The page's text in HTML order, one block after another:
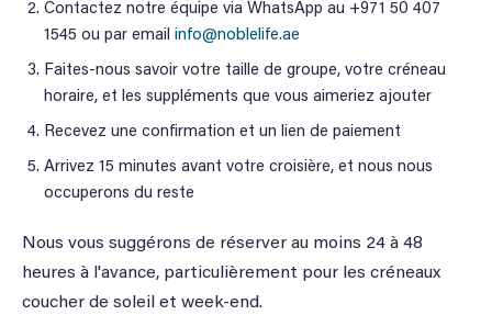
Contactez notre équipe via WhatsApp au +971 50 407
1545 ou par email info@noblelife.ae
Faites-nous savoir votre taille de groupe, votre créneau
horaire, et les suppléments que vous aimeriez ajouter
Recevez une confirmation et un lien de paiement
Arrivez 15 minutes avant votre croisière, et nous nous
occuperons du reste
Nous vous suggérons de réserver au moins 24 à 48
heures à l'avance, particulièrement pour les créneaux
coucher de soleil et week-end.